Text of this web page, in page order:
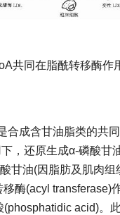
共同在脂酰转移酶作
合成含甘油脂类的共
，还原生成α-磷酸甘
甘油(因脂肪及肌肉
酶(acyl transferase)
acid)。